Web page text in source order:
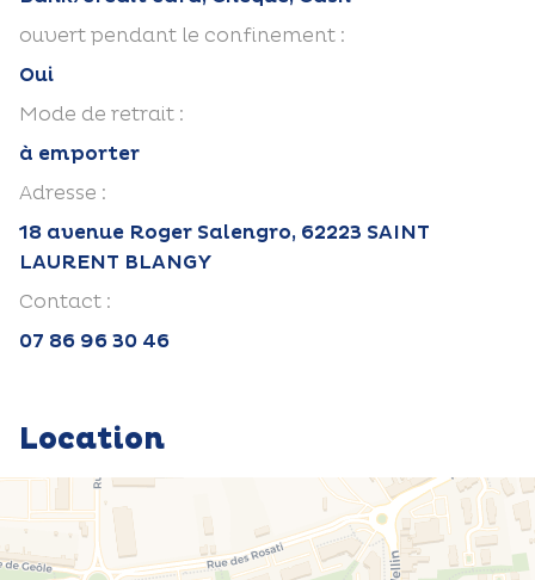
ouvert pendant le confinement :
Oui
Mode de retrait :
à emporter
Adresse :
18 avenue Roger Salengro, 62223 SAINT
LAURENT BLANGY
Contact :
07 86 96 30 46
Location